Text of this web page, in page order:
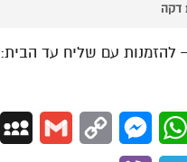
להזמנות עם שליח עד הבית:
WhatsApp
Messenger
Copy
Gmail